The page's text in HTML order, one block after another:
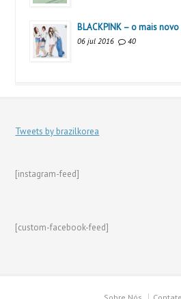
BLACKPINK – o mais
06 jul 2016 40
Tweets by brazilkorea
[instagram-feed]
[custom-facebook-feed]